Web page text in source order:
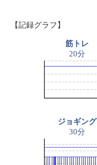
【記録グラフ】
筋トレ
20分
ジョギング
30分